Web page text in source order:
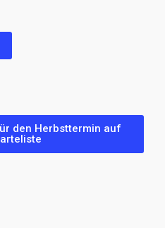
den Herbsttermin auf